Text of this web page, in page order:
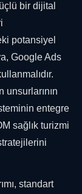
bir dijital
potansiyel
Google Ads
entegre
sağlık turizmi
standart